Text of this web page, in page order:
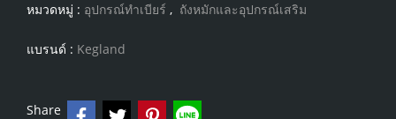
หมวดหมู่ : อุปกรณ์ทำเบียร์ , ถังหมักและอุปกรณ์เสริม
แบรนด์ : Kegland
Share